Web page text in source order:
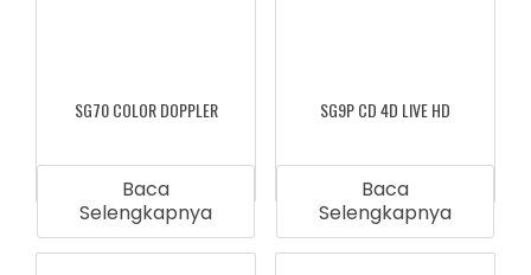
SG70 COLOR DOPPLER
Baca
Selengkapnya
SG9P CD 4D LIVE HD
Baca
Selengkapnya